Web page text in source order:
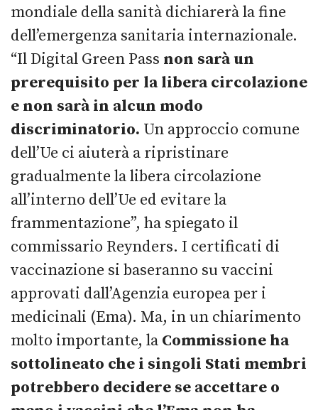
mondiale della sanità dichiarerà la fine
dell’emergenza sanitaria internazionale.
“Il Digital Green Pass non sarà un
prerequisito per la libera circolazione
e non sarà in alcun modo
discriminatorio. Un approccio comune
dell’Ue ci aiuterà a ripristinare
gradualmente la libera circolazione
all’interno dell’Ue ed evitare la
frammentazione”, ha spiegato il
commissario Reynders. I certificati di
vaccinazione si baseranno su vaccini
approvati dall’Agenzia europea per i
medicinali (Ema). Ma, in un chiarimento
molto importante, la Commissione ha
sottolineato che i singoli Stati membri
potrebbero decidere se accettare o